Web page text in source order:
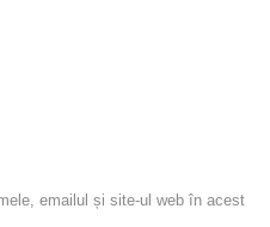
emailul și site-ul web în acest